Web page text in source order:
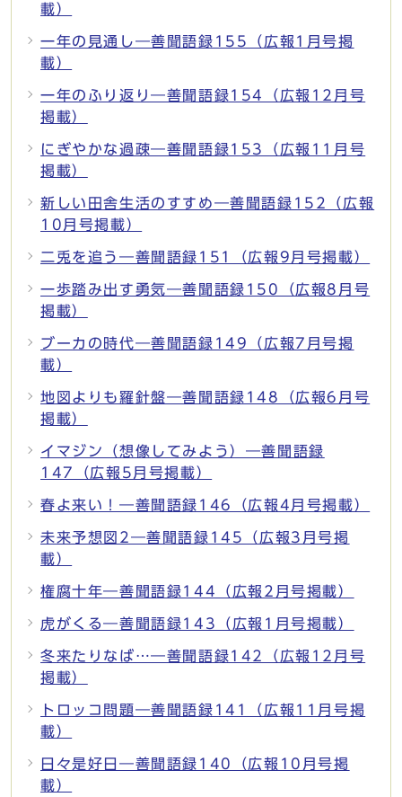
載）
一年の見通し―善聞語録155（広報1月号掲
載）
一年のふり返り―善聞語録154（広報12月号
掲載）
にぎやかな過疎―善聞語録153（広報11月号
掲載）
新しい田舎生活のすすめ―善聞語録152（広報
10月号掲載）
二兎を追う―善聞語録151（広報9月号掲載）
一歩踏み出す勇気―善聞語録150（広報8月号
掲載）
ブーカの時代―善聞語録149（広報7月号掲
載）
地図よりも羅針盤―善聞語録148（広報6月号
掲載）
イマジン（想像してみよう）―善聞語録
147（広報5月号掲載）
春よ来い！―善聞語録146（広報4月号掲載）
未来予想図2―善聞語録145（広報3月号掲
載）
権腐十年―善聞語録144（広報2月号掲載）
虎がくる―善聞語録143（広報1月号掲載）
冬来たりなば…―善聞語録142（広報12月号
掲載）
トロッコ問題―善聞語録141（広報11月号掲
載）
日々是好日―善聞語録140（広報10月号掲
載）